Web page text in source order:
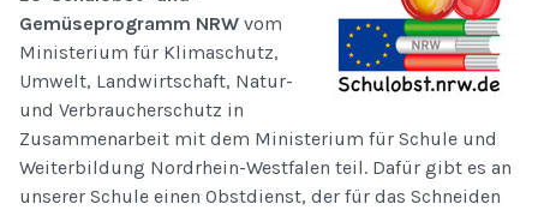
Gemüseprogramm NRW vom
Ministerium für Klimaschutz,
Umwelt, Landwirtschaft, Natur-
und Verbraucherschutz in
Zusammenarbeit mit dem Ministerium für Schule und
Weiterbildung Nordrhein-Westfalen teil. Dafür gibt es an
unserer Schule einen Obstdienst, der für das Schneiden